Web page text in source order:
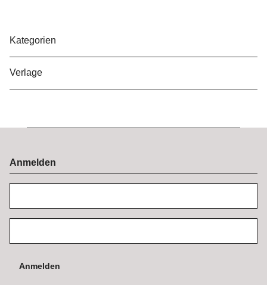
Kategorien
Verlage
Anmelden
Anmelden